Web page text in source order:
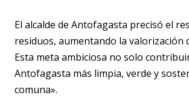
El alcalde de Antofagasta precisó el
residuos, aumentando la valorización
Esta meta ambiciosa no solo
Antofagasta más limpia, verde y
comuna».